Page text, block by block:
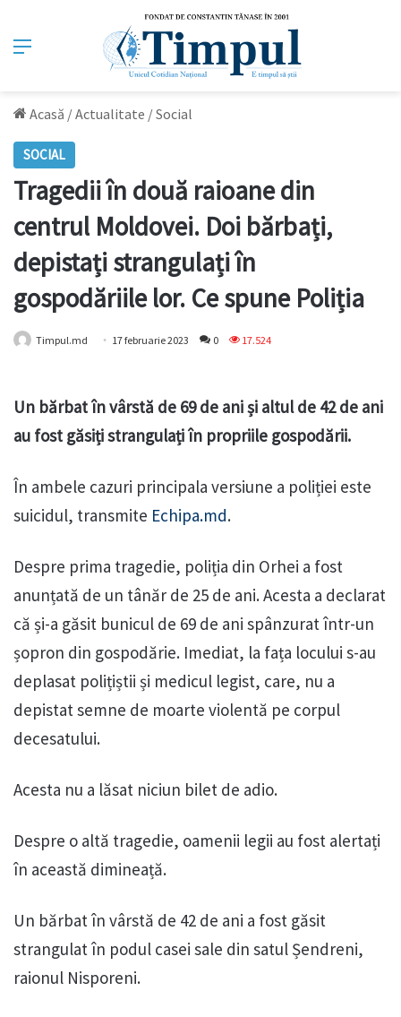
Meniu
Acasă /Actualitate /Social
SOCIAL
Tragedii în două raioane din
centrul Moldovei. Doi bărbați,
depistați strangulați în
gospodăriile lor. Ce spune Poliția
Timpul.md 17 februarie 2023 0 17.524
Un bărbat în vârstă de 69 de ani și altul de 42 de ani
au fost găsiți strangulați în propriile gospodării.
În ambele cazuri principala versiune a poliției este
suicidul, transmite Echipa.md.
Despre prima tragedie, poliția din Orhei a fost
anunțată de un tânăr de 25 de ani. Acesta a declarat
că și-a găsit bunicul de 69 de ani spânzurat într-un
șopron din gospodărie. Imediat, la fața locului s-au
deplasat polițiștii și medicul legist, care, nu a
depistat semne de moarte violentă pe corpul
decesatului.
Acesta nu a lăsat niciun bilet de adio.
Despre o altă tragedie, oamenii legii au fost alertați
în această dimineață.
Un bărbat în vârstă de 42 de ani a fost găsit
strangulat în podul casei sale din satul Șendreni,
raionul Nisporeni.